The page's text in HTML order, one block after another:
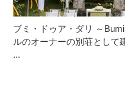
ブミ・ドゥア・ダリ ～
ルのオーナーの別荘とし
...